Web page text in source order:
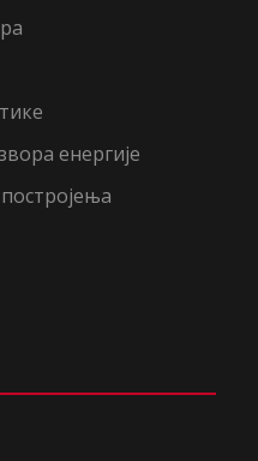
енергије